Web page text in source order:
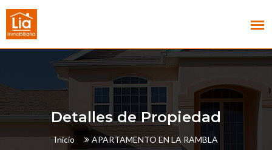
Detalles de Propiedad
Inicio APARTAMENTO EN LA RAMBLA